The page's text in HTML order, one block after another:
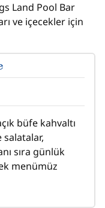
Land Pool Bar
ve içecekler için
gösterin
büfe kahvaltı
sıra günlük
menümüz